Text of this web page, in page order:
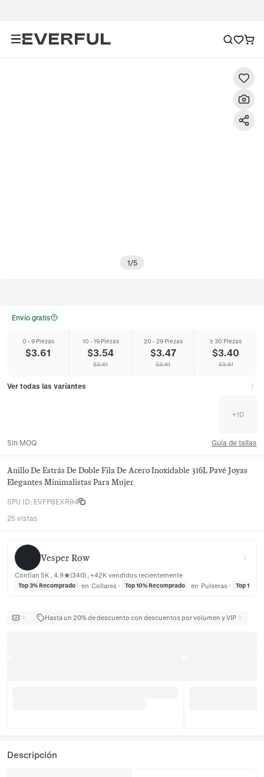
1/5
Envío gratis
0 - 9 Piezas
$3.61
10 - 19 Piezas
$3.54
$3.61
20 - 29 Piezas
$3.47
$3.61
≥ 30 Piezas
$3.40
$3.61
Ver todas las variantes
+10
Sin MOQ Guía de tallas
Anillo De Estrás De Doble Fila De Acero Inoxidable 316L Pavé Joyas
Elegantes Minimalistas Para Mujer
SPU ID: EVFP8EXR94
25 vistas
Vesper Row
Vesper Row
Confían 5K , 4.9★(340) , +42K vendidos recientemente
Top 3% Recomprado en Collares Top 10% Recomprado en Pulseras Top 10%
Hasta un 20% de descuento con descuentos por volumen y VIP
Descripción